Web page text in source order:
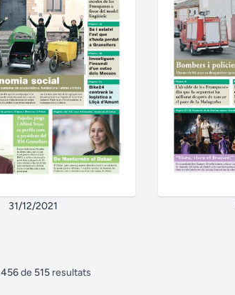
31/12/2021
456de 515 resultats